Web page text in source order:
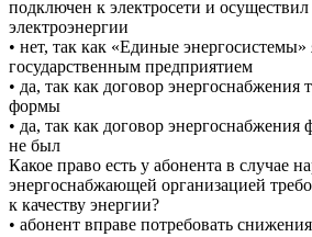
подключен к электросети и
электроэнергии
• нет, так как «Единые энергосистемы»
государственным предприятием
• да, так как договор энергоснабжения
формы
• да, так как договор энергоснабжения
не был
Какое право есть у абонента в случае
энергоснабжающей организацией
к качеству энергии?
• абонент вправе потребовать